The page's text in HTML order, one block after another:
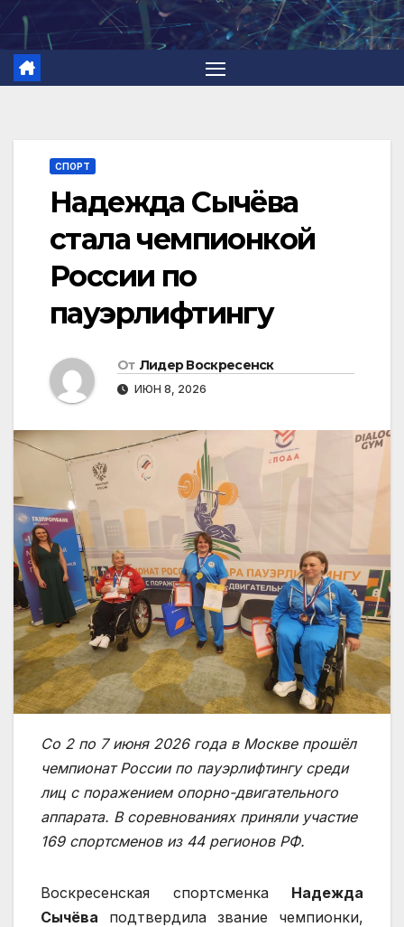
Перейти
содержимому
СПОРТ
Надежда Сычёва
стала чемпионкой
России по
пауэрлифтингу
От Лидер Воскресенск
ИЮН 8, 2026
Со 2 по 7 июня 2026 года в Москве прошёл
чемпионат России по пауэрлифтингу среди
лиц с поражением опорно-двигательного
аппарата. В соревнованиях приняли участие
169 спортсменов из 44 регионов РФ.
Воскресенская спортсменка Надежда
Сычёва подтвердила звание чемпионки,